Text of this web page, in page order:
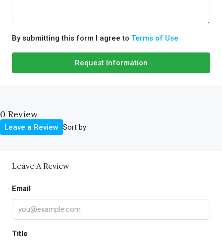
By submitting this form I agree to Terms of Use
Request Information
0 Review
Sort by:
Leave a Review
Leave A Review
Email
Title